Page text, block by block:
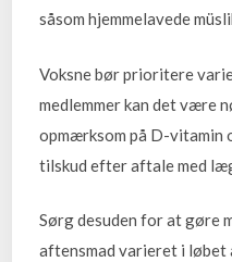
såsom hjemmelavede
Voksne bør prioritere
medlemmer kan det være
opmærksom på D-vitamin
tilskud efter aftale med
Sørg desuden for at gøre
aftensmad varieret i løbet